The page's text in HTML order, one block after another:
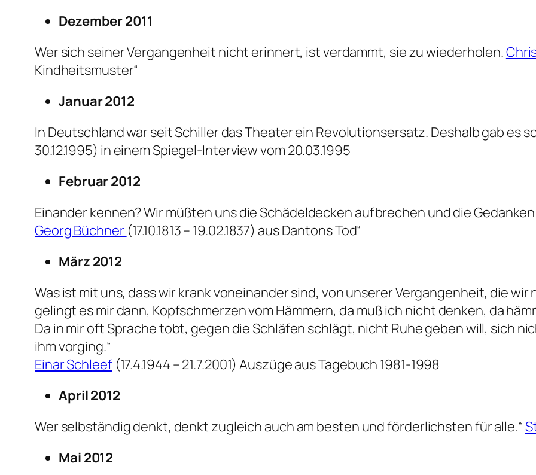
Dezember 2011
Wer sich seiner Vergangenheit nicht erinnert, ist verdammt, sie zu wiederholen.
Kindheitsmuster“
Januar 2012
In Deutschland war seit Schiller das Theater ein Revolutionsersatz. Deshalb gab es
30.12.1995) in einem Spiegel-Interview vom 20.03.1995
Februar 2012
Einander kennen? Wir müßten uns die Schädeldecken aufbrechen und die
Georg Büchner (17.10.1813 – 19.02.1837) aus Dantons Tod“
März 2012
Was ist mit uns, dass wir krank voneinander sind, von unserer Vergangenheit, die
gelingt es mir dann, Kopfschmerzen vom Hämmern, da muß ich nicht denken, da
Da in mir oft Sprache tobt, gegen die Schläfen schlägt, nicht Ruhe geben will, sich
ihm vorging.“
Einar Schleef(17.4.1944 – 21.7.2001) Auszüge aus Tagebuch 1981-1998
April 2012
Wer selbständig denkt, denkt zugleich auch am besten und förderlichsten für alle.“
Mai 2012